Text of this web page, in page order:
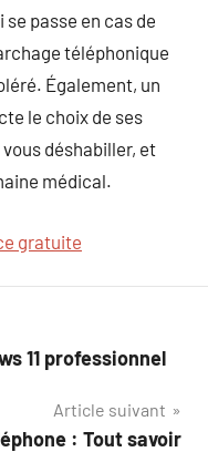
passe en cas de
téléphonique
Également, un
le choix de ses
déshabiller, et
médical.
gratuite
11 professionnel
Article suivant
: Tout savoir